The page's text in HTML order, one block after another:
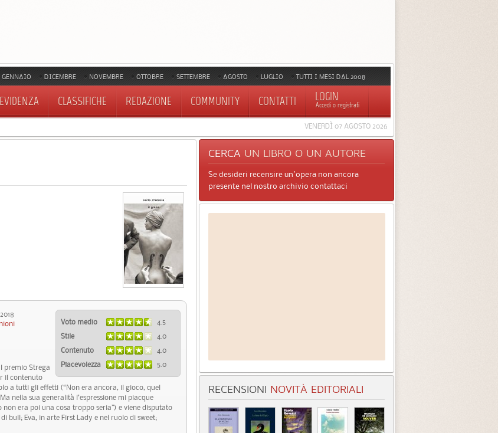
GENNAIO DICEMBRE NOVEMBRE OTTOBRE SETTEMBRE AGOSTO LUGLIO TUTTI I MESI DAL 2008
CLASSIFICHE REDAZIONE COMMUNITY CONTATTI LOGIN
Accedi o registrati
VENERDÌ 07 AGOSTO 2026
Voto medio
4.5
Stile
4.0
Contenuto
4.0
Piacevolezza
5.0
premio Strega
il contenuto
a tutti gli effetti (“Non era ancora, il gioco, quel
nella sua generalità l’espressione mi piacque
era poi una cosa troppo seria”) e viene disputato
bull; Eva, in arte First Lady e nel ruolo di sweet;
CERCA UN LIBRO O UN AUTORE
Se desideri recensire un'opera non ancora
presente nel nostro archivio contattaci
RECENSIONI NOVITÀ EDITORIALI